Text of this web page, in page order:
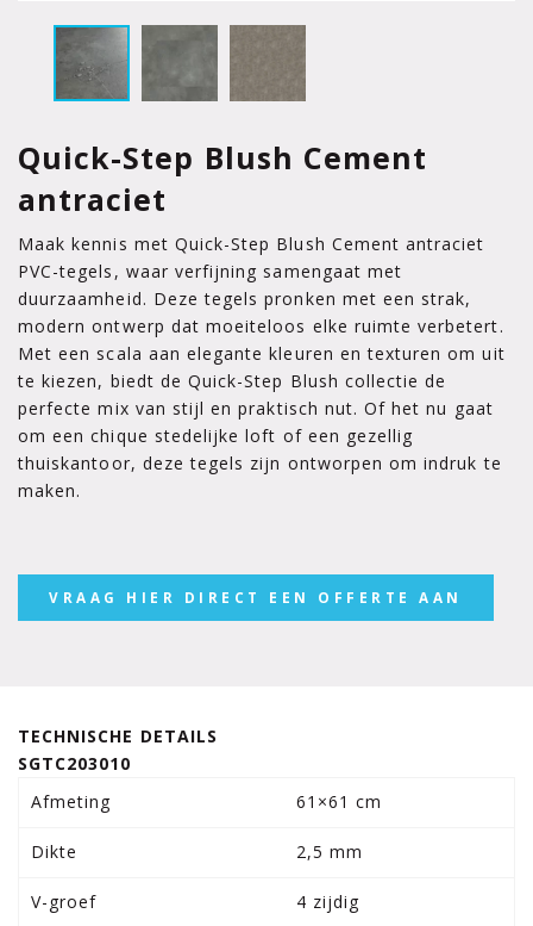
Quick-Step Blush Cement
antraciet
Maak kennis met Quick-Step Blush Cement antraciet
PVC-tegels, waar verfijning samengaat met
duurzaamheid. Deze tegels pronken met een strak,
modern ontwerp dat moeiteloos elke ruimte verbetert.
Met een scala aan elegante kleuren en texturen om uit
te kiezen, biedt de Quick-Step Blush collectie de
perfecte mix van stijl en praktisch nut. Of het nu gaat
om een chique stedelijke loft of een gezellig
thuiskantoor, deze tegels zijn ontworpen om indruk te
maken.
VRAAG HIER DIRECT EEN OFFERTE AAN
TECHNISCHE DETAILS
SGTC203010
Afmeting
61×61 cm
Dikte 2,5 mm
V-groef 4 zijdig